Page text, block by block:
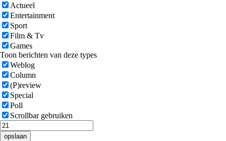
Actueel
Entertainment
Sport
Film & Tv
Games
Toon berichten van deze types
Weblog
Column
(P)review
Special
Poll
Scrollbar gebruiken
opslaan